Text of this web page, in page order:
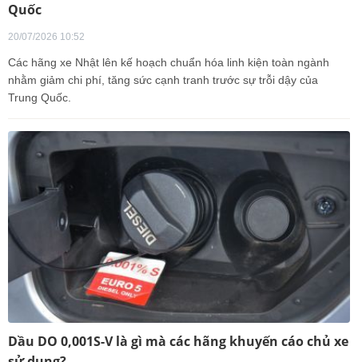
Quốc
20/07/2026 10:52
Các hãng xe Nhật lên kế hoạch chuẩn hóa linh kiện toàn ngành
nhằm giảm chi phí, tăng sức cạnh tranh trước sự trỗi dậy của
Trung Quốc.
Dầu DO 0,001S-V là gì mà các hãng khuyến cáo chủ xe